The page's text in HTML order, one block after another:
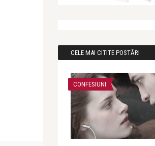
CELE MAI CITITE POSTĂRI
CONFESIUNI